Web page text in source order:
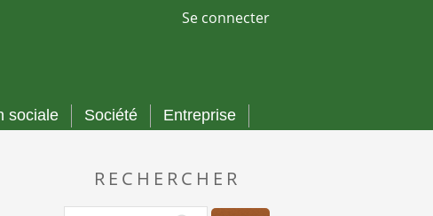
Se connecter
sociale Société
Entreprise
RECHERCHER